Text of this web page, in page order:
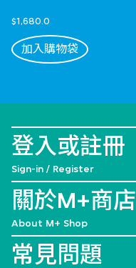
$1,680.0
加入購物袋
登入或註冊
Sign-in / Register
關於M+商店
About M+ Shop
常見問題